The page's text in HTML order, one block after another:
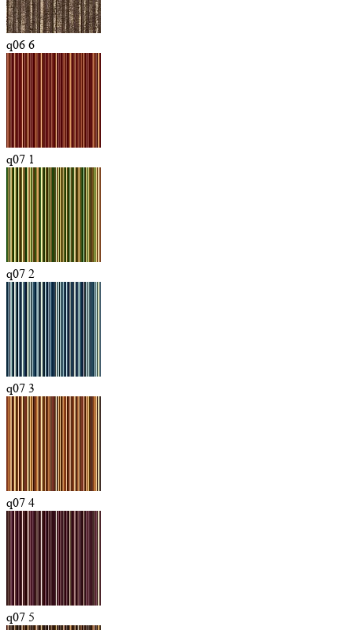
q06 6
q07 1
q07 2
q07 3
q07 4
q07 5